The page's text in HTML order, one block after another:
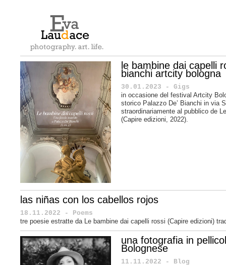
le bambine dai capelli
bianchi artcity bologna
30.01.2023 - Gigs
in occasione del festival Artcity
storico Palazzo De’ Bianchi in via
straordinariamente al pubblico de
(Capire edizioni, 2022).
las niñas con los cabellos rojos
18.11.2022 - Poems
tre poesie estratte da Le bambine dai capelli rossi (Capire edizioni)
una fotografia in
Bolognese
11.11.2022 - Blog